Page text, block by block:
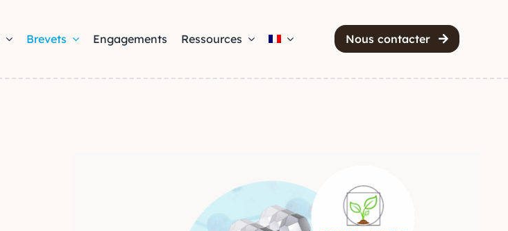
Brevets Engagements Ressources Nous contacter